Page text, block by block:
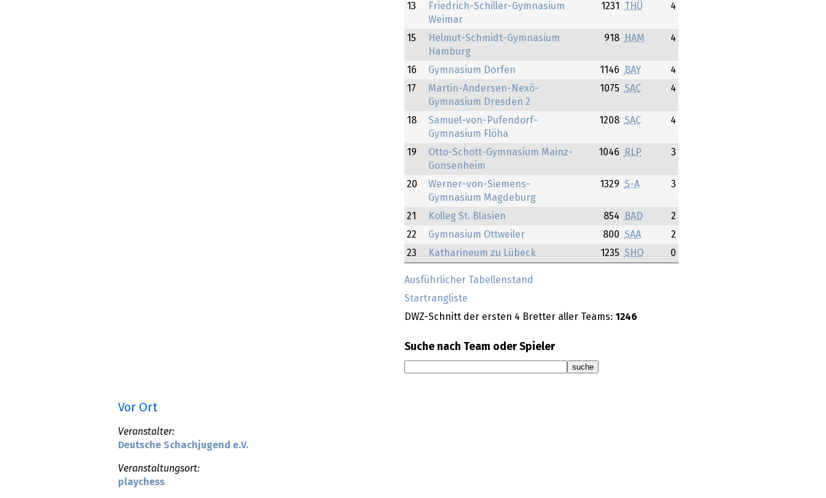
13
Friedrich-Schiller-Gymnasium
Weimar
1231 THÜ 4
15
Helmut-Schmidt-Gymnasium
Hamburg
918 HAM 4
16 Gymnasium Dorfen 1146 BAY
4
17
Martin-Andersen-Nexö-
Gymnasium Dresden 2
1075 SAC 4
18
Samuel-von-Pufendorf-
Gymnasium Flöha
1208 SAC 4
19
Otto-Schott-Gymnasium Mainz-
Gonsenheim
1046 RLP 3
20
Werner-von-Siemens-
Gymnasium Magdeburg
1329 S-A 3
21 Kolleg St. Blasien 854 BAD
2
22
Gymnasium Ottweiler 800 SAA
2
23
Katharineum zu Lübeck 1235 SHO 0
Ausführlicher Tabellenstand
Startrangliste
DWZ-Schnitt der ersten 4 Bretter aller Teams: 1246
Suche nach Team oder Spieler
Vor Ort
Veranstalter:
Deutsche Schachjugend e.V.
Veranstaltungsort:
playchess